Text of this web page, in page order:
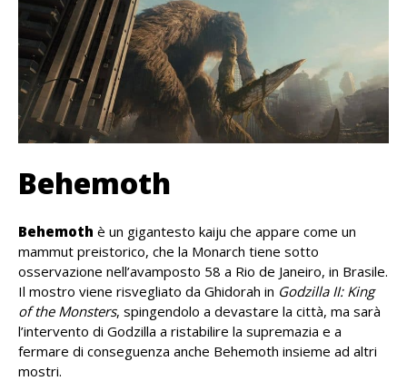
Behemoth
Behemoth è un gigantesto kaiju che appare come un
mammut preistorico, che la Monarch tiene sotto
osservazione nell’avamposto 58 a Rio de Janeiro, in Brasile.
Il mostro viene risvegliato da Ghidorah in Godzilla II: King
of the Monsters, spingendolo a devastare la città, ma sarà
l’intervento di Godzilla a ristabilire la supremazia e a
fermare di conseguenza anche Behemoth insieme ad altri
mostri.